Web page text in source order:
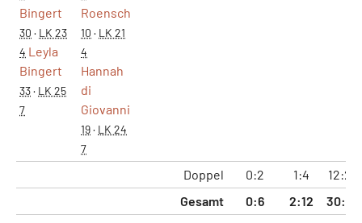
Bingert
30 · LK 23
4 Leyla
Bingert
33· LK 25
7
Roensch
10 · LK 21
4
Hannah
di
Giovanni
19· LK 24
7
Doppel 0:2 1:4
12:23
Gesamt
0:6 2:12 30:69